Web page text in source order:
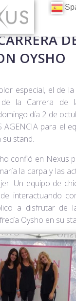
OYSHO
especial, el de
de la Carrera de
día 2 de
AGENCIA para el
stand.
confió en Nexus
la carpa y las
Un equipo de
interactuando
a disfrutar de
Oysho en su